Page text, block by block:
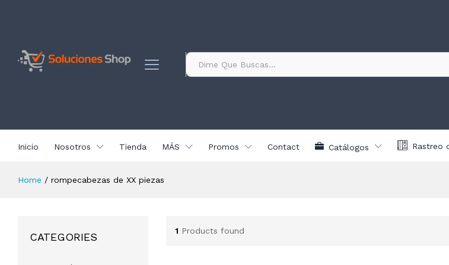
Todo
Inicio Nosotros Tienda MÁS Promos Contact Catálogos Rastreo
Home / rompecabezas de XX piezas
1 Products found
CATEGORIES